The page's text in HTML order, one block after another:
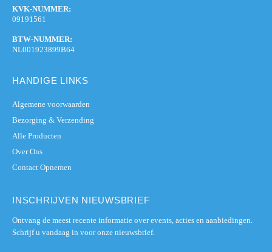
KVK-NUMMER:
09191561
BTW-NUMMER:
NL001923899B64
HANDIGE LINKS
Algemene voorwaarden
Bezorging & Verzending
Alle Producten
Over Ons
Contact Opnemen
INSCHRIJVEN NIEUWSBRIEF
Ontvang de meest recente informatie over events, acties en aanbiedingen.
Schrijf u vandaag in voor onze nieuwsbrief.